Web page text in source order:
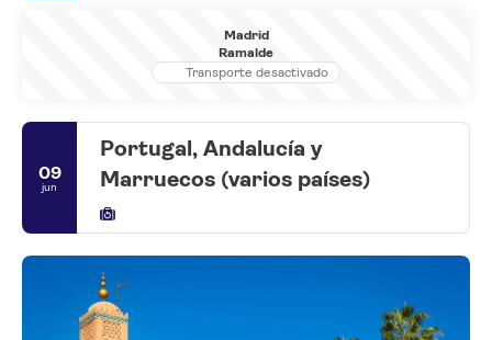
Madrid
Ramalde
Transporte desactivado
09
jun
Portugal, Andalucía y
Marruecos (varios países)